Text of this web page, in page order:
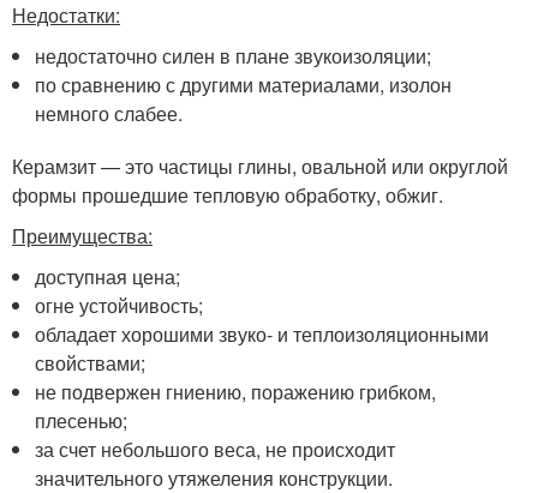
Недостатки:
недостаточно силен в плане звукоизоляции;
по сравнению с другими материалами, изолон
немного слабее.
Керамзит — это частицы глины, овальной или округлой
формы прошедшие тепловую обработку, обжиг.
Преимущества:
доступная цена;
огне устойчивость;
обладает хорошими звуко- и теплоизоляционными
свойствами;
не подвержен гниению, поражению грибком,
плесенью;
за счет небольшого веса, не происходит
значительного утяжеления конструкции.